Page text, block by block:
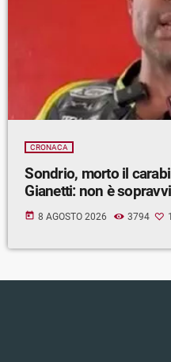
CRONACA
Sondrio, morto il
Gianetti: non è
today 8 AGOSTO 2026 3794 1